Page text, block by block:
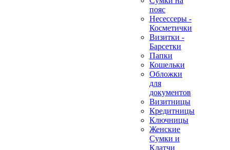
пояс
Несессеры -
Косметички
Визитки -
Барсетки
Папки
Кошельки
Обложки
для
документов
Визитницы
Кредитницы
Ключницы
Женские
Сумки и
Клатчи